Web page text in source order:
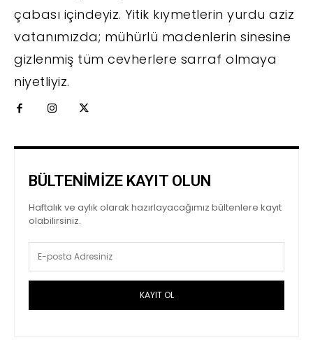
çabası içindeyiz. Yitik kıymetlerin yurdu aziz
vatanımızda; mühürlü madenlerin sinesine
gizlenmiş tüm cevherlere sarraf olmaya
niyetliyiz.
BÜLTENİMİZE KAYIT OLUN
Haftalık ve aylık olarak hazırlayacağımız bültenlere kayıt
olabilirsiniz.
KAYIT OL